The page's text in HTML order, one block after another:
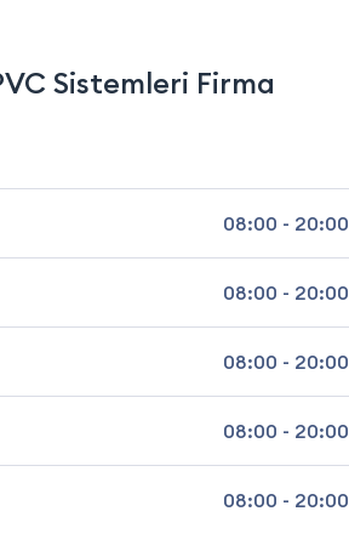
Sistemleri Firma
08:00 - 20:00
08:00 - 20:00
08:00 - 20:00
08:00 - 20:00
08:00 - 20:00